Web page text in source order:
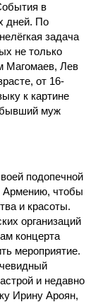
в
дней. По
задача
не только
Магомаев, Лев
от 16-
к картине
бывший муж
подопечной
Армению, чтобы
и красоты.
организаций
концерта
мероприятие.
и недавно
Ирину Ароян,